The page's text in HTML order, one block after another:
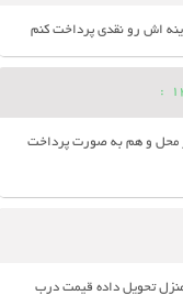
اش رو نقدی پرداخت کنم
:
محل و هم به صورت پرداخت
تحویل داده قیمت درب